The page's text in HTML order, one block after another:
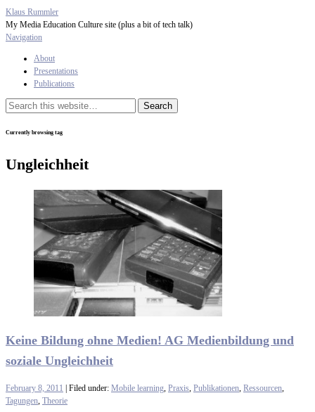
Klaus Rummler
My Media Education Culture site (plus a bit of tech talk)
Navigation
About
Presentations
Publications
Currently browsing tag
Ungleichheit
Keine Bildung ohne Medien! AG Medienbildung und
soziale Ungleichheit
February 8, 2011 | Filed under: Mobile learning Praxis Publikationen Ressourcen
Tagungen Theorie